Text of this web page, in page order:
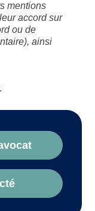
mentions
accord sur
ou de
ainsi